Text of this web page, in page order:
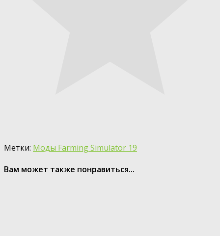
Метки: Моды Farming Simulator 19
Вам может также понравиться...